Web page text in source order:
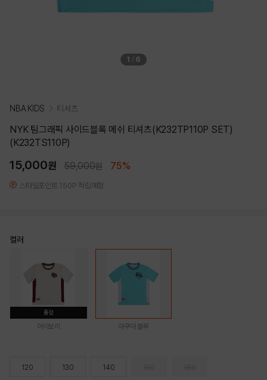
1 / 6
NBA KIDS 티셔츠
NYK 팀그래픽 사이드블록 메쉬 티셔츠(K232TP110P SET)
(K232TS110P)
15,000원 59,000원 75%
스타일포인트 150P 적립예정
컬러
품절
아이보리 아쿠아 블루
120 130 140